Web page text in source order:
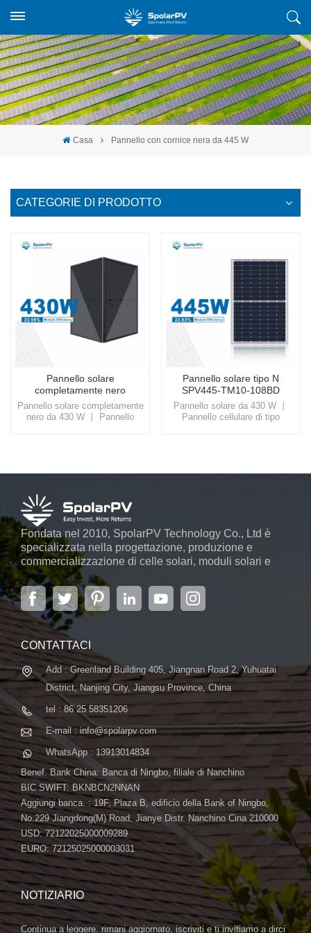
Casa Pannello con cornice nera da 445 W
CATEGORIE DI PRODOTTO
Pannello solare
completamente nero
SPV445-TM10-108BD
420~445w
Pannello solare completamente
nero da 430 W 丨 Pannello
strada a un domani più
Pannello solare tipo N
SPV445-TM10-108BD
420~445w
Pannello solare da 430 W 丨
Pannello cellulare di tipo
più luminoso e più verde.
Fondata nel 2010, SpolarPV Technology Co., Ltd è
specializzata nella progettazione, produzione e
commercializzazione di celle solari, moduli solari e
sistemi di energia solare. L'azienda, situata nella
capitale della provincia di Jiangsu, Nanchino, che
copre 6.000 m2, vanta sistemi automatici avanzati ...
CONTATTACI
Add : Greenland Building 405, Jiangnan Road 2, Yuhuatai
District, Nanjing City, Jiangsu Province, China
tel : 86 25 58351206
E-mail : info@spolarpv.com
WhatsApp : 13913014834
Benef. Bank China: Banca di Ningbo, filiale di Nanchino
BIC SWIFT: BKNBCN2NNAN
Aggiungi banca. : 19F, Plaza B, edificio della Bank of Ningbo,
No.229 Jiangdong(M) Road, Jianye Distr. Nanchino Cina 210000
USD: 72122025000009289
EURO: 72125025000003031
NOTIZIARIO
Continua a leggere, rimani aggiornato, iscriviti e ti invitiamo a dirci